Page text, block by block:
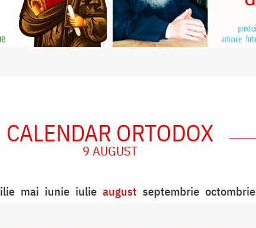
CALENDAR ORTODOX
9 AUGUST
mai iunie iulie august septembrie octombrie